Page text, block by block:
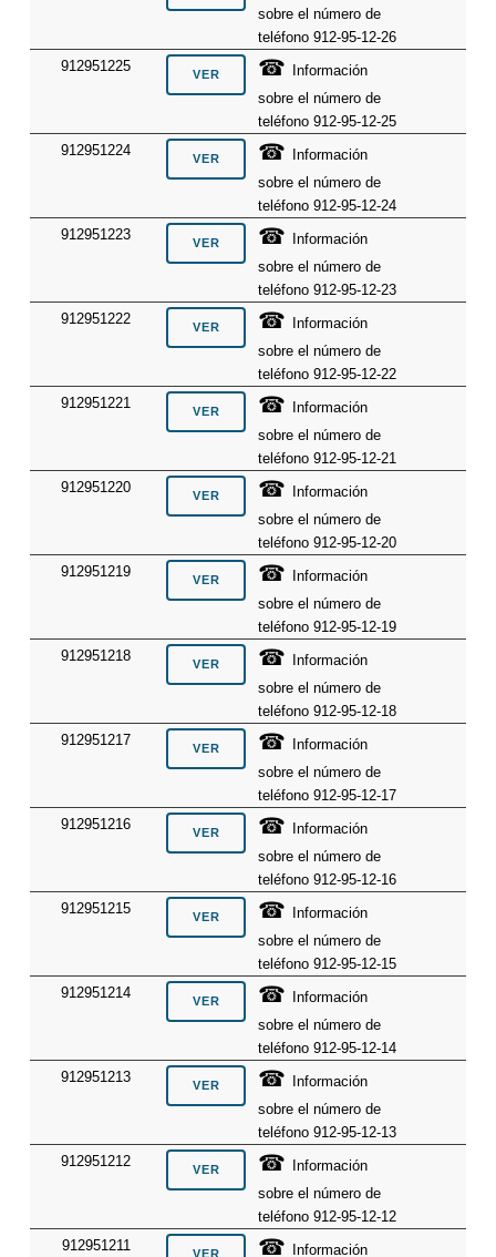
sobre el número de
teléfono 912-95-12-26
912951225
☎
Información
sobre el número de
teléfono 912-95-12-25
912951224
☎
Información
sobre el número de
teléfono 912-95-12-24
912951223
☎
Información
sobre el número de
teléfono 912-95-12-23
912951222
☎
Información
sobre el número de
teléfono 912-95-12-22
912951221
☎
Información
sobre el número de
teléfono 912-95-12-21
912951220
☎
Información
sobre el número de
teléfono 912-95-12-20
912951219
☎
Información
sobre el número de
teléfono 912-95-12-19
912951218
☎
Información
sobre el número de
teléfono 912-95-12-18
912951217
☎
Información
sobre el número de
teléfono 912-95-12-17
912951216
☎
Información
sobre el número de
teléfono 912-95-12-16
912951215
☎
Información
sobre el número de
teléfono 912-95-12-15
912951214
☎
Información
sobre el número de
teléfono 912-95-12-14
912951213
☎
Información
sobre el número de
teléfono 912-95-12-13
912951212
☎
Información
sobre el número de
teléfono 912-95-12-12
912951211
☎
Información